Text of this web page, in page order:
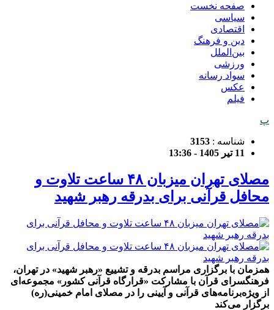
صفحه نخست
سیاسی
اقتصادی
دین و فرهنگ
بین‌الملل
ورزشی
سواد رسانه
عکس
فیلم
پ
شناسه : 3153
11 تیر 1405 - 13:36
مصلای تهران میزبان ۴۸ ساعت تلاوت و
محافل قرآنی برای بدرقه رهبر شهید
همزمان با برگزاری مراسم بدرقه و تشییع «رهبر شهید» در تهران،
فرهنگسرای قرآن با مشارکت «قرارگاه قرآنی کشور» مجموعه‌ای
از ویژه‌برنامه‌های قرآنی و آیینی را در مصلای امام خمینی(ره)
برگزار می‌کند